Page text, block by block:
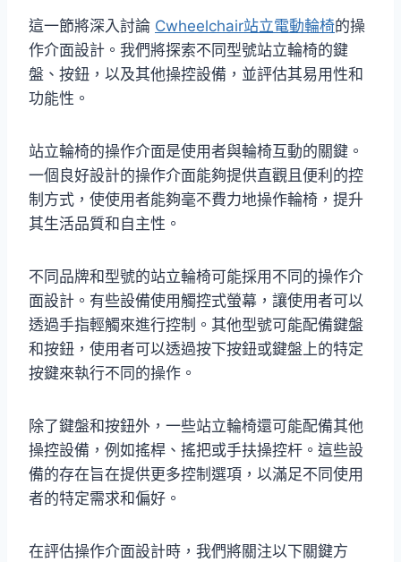
這一節將深入討論 Cwheelchair站立電動輪椅的操
作介面設計。我們將探索不同型號站立輪椅的鍵
盤、按鈕，以及其他操控設備，並評估其易用性和
功能性。
站立輪椅的操作介面是使用者與輪椅互動的關鍵。
一個良好設計的操作介面能夠提供直觀且便利的控
制方式，使使用者能夠毫不費力地操作輪椅，提升
其生活品質和自主性。
不同品牌和型號的站立輪椅可能採用不同的操作介
面設計。有些設備使用觸控式螢幕，讓使用者可以
透過手指輕觸來進行控制。其他型號可能配備鍵盤
和按鈕，使用者可以透過按下按鈕或鍵盤上的特定
按鍵來執行不同的操作。
除了鍵盤和按鈕外，一些站立輪椅還可能配備其他
操控設備，例如搖桿、搖把或手扶操控杆。這些設
備的存在旨在提供更多控制選項，以滿足不同使用
者的特定需求和偏好。
在評估操作介面設計時，我們將關注以下關鍵方